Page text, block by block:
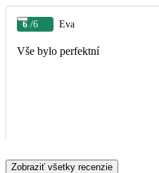
6 /6 Eva
Vše bylo perfektní
Zobraziť všetky recenzie